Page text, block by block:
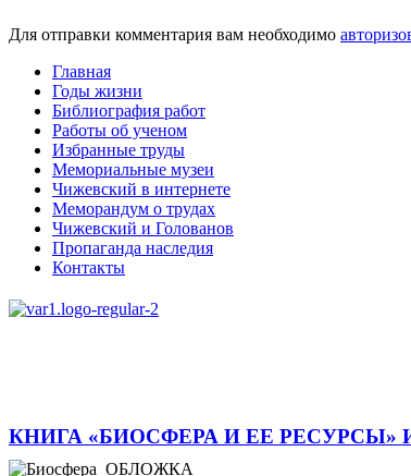
Для отправки комментария вам необходимо
Главная
Годы жизни
Библиография работ
Работы об ученом
Избранные труды
Мемориальные музеи
Чижевский в интернете
Меморандум о трудах
Чижевский и Голованов
Пропаганда наследия
Контакты
КНИГА «БИОСФЕРА И ЕЕ РЕСУРСЫ»